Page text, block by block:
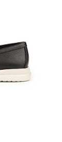
Мюли
Полусапоги